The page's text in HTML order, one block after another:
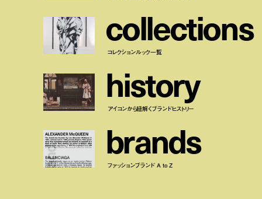
collections
コレクションルック一覧
history
アイコンから紐解くブランドヒストリー
brands
ファッションブランド A to Z